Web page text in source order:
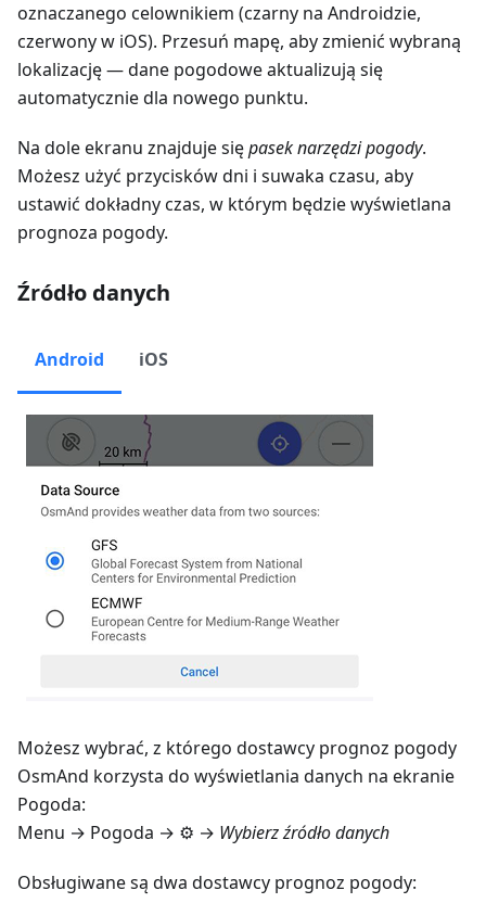
oznaczanego celownikiem (czarny na Androidzie,
czerwony w iOS). Przesuń mapę, aby zmienić wybraną
lokalizację — dane pogodowe aktualizują się
automatycznie dla nowego punktu.
Na dole ekranu znajduje siępasek narzędzi pogody.
Możesz użyć przycisków dni i suwaka czasu, aby
ustawić dokładny czas, w którym będzie wyświetlana
prognoza pogody.
Źródło danych
Android iOS
Możesz wybrać, z którego dostawcy prognoz pogody
OsmAnd korzysta do wyświetlania danych na ekranie
Pogoda:
Menu → Pogoda → ⚙️ → Wybierz źródło danych
Obsługiwane są dwa dostawcy prognoz pogody: